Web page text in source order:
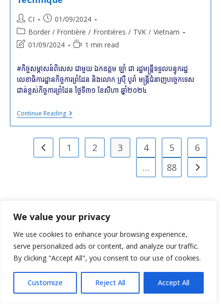
We value your privacy
We use cookies to enhance your browsing experience,
serve personalized ads or content, and analyze our traffic.
By clicking "Accept All", you consent to our use of cookies.
Customize Reject All Accept All
CHEA
Et
Mr.
SREU
BORA
Post
author:
CI
Post
published:
01/09/2024
Post
category:
Border / Frontière / Frontières / TVK / Vietnam
Post
modified:
01/09/2024
Reading1 min read
#កិច្ចសម្ភាសន៍ពិសេស ជាមួយ ឯកឧត្តម ឡាំ ជា រដ្ឋមន្ត្រីទទួលបន្ទុករដ្ឋ
លេខាធិការដ្ឋានកិច្ចការព្រំដែន និងលោក ស្រ៊ឺ បូរ៉ា មន្ត្រីជំនាញបច្ចេកទេស
ជាន់ខ្ពស់កិច្ចការព្រំដែន ថ្ងៃទី៣១ ខែសីហា ឆ្នាំ២០២៤
Continue ReadingInterview
Spéciale
De
TVK
Avec
Mr.
LAM
Des
Frontières
Et
Mr.
SREU
Bora
Expert
Technique
Go to the previous page
1 2 3 4 5
6
…
88 Go to
Menu
MUSIQUE DU CAMBODGE
បញ្ហាព្រំដែនស្រុកខ្មែរ និងចឞ្លើយ